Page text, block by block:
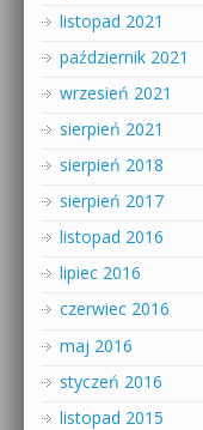
listopad 2021
październik 2021
wrzesień 2021
sierpień 2021
sierpień 2018
sierpień 2017
listopad 2016
lipiec 2016
czerwiec 2016
maj 2016
styczeń 2016
listopad 2015